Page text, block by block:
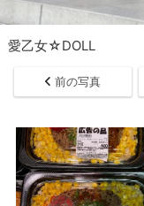
愛乙女☆DOLL
前の写真